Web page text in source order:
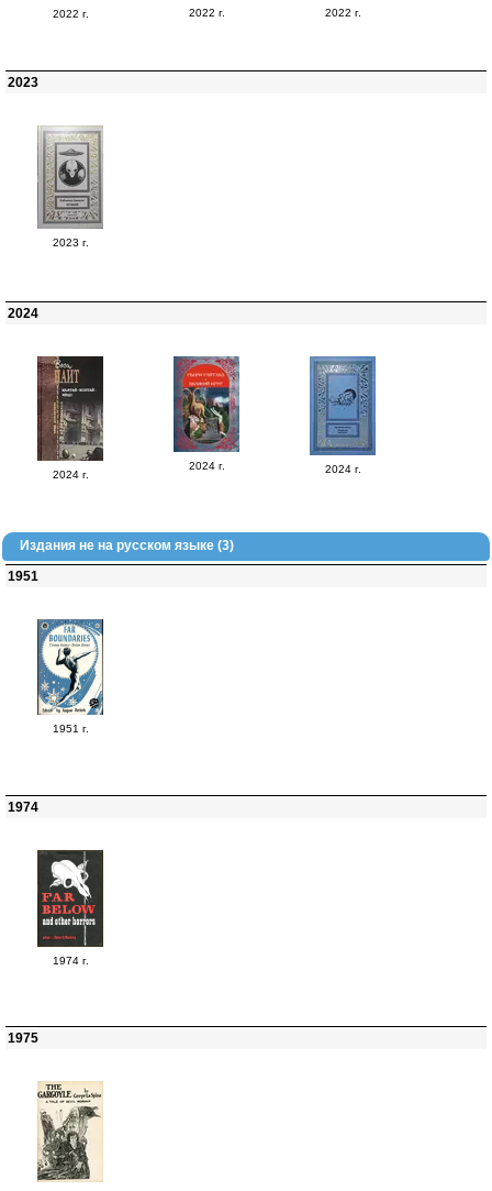
2022 г. 2022 г. 2022 г.
2023
2023 г.
2024
2024 г.
2024 г. 2024 г.
Издания не на русском языке (3)
1951
1951 г.
1974
1974 г.
1975